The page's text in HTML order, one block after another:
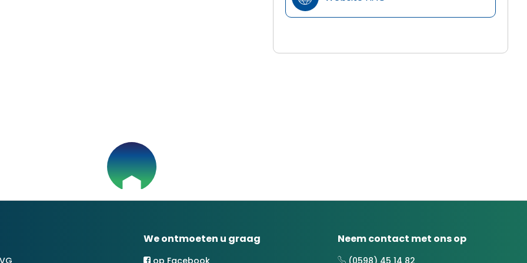
We ontmoeten u graag
op Facebook
Neem contact met ons op
(0598) 45 14 82